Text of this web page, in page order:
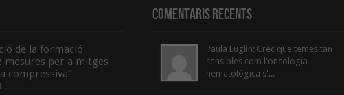
de la formació
mesures per a mitges
compressiva”
Comentaris Recents
Paula Luglin: Crec que temes tan
sensibles com l'oncologia
hematològica s'...